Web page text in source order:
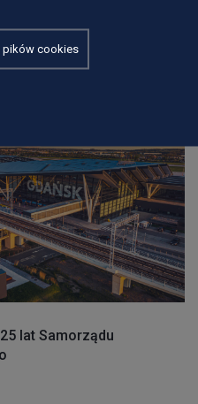
na Pomorzu. Dziś 60
w regionie jest z OZE
lat Samorządu
pików cookies